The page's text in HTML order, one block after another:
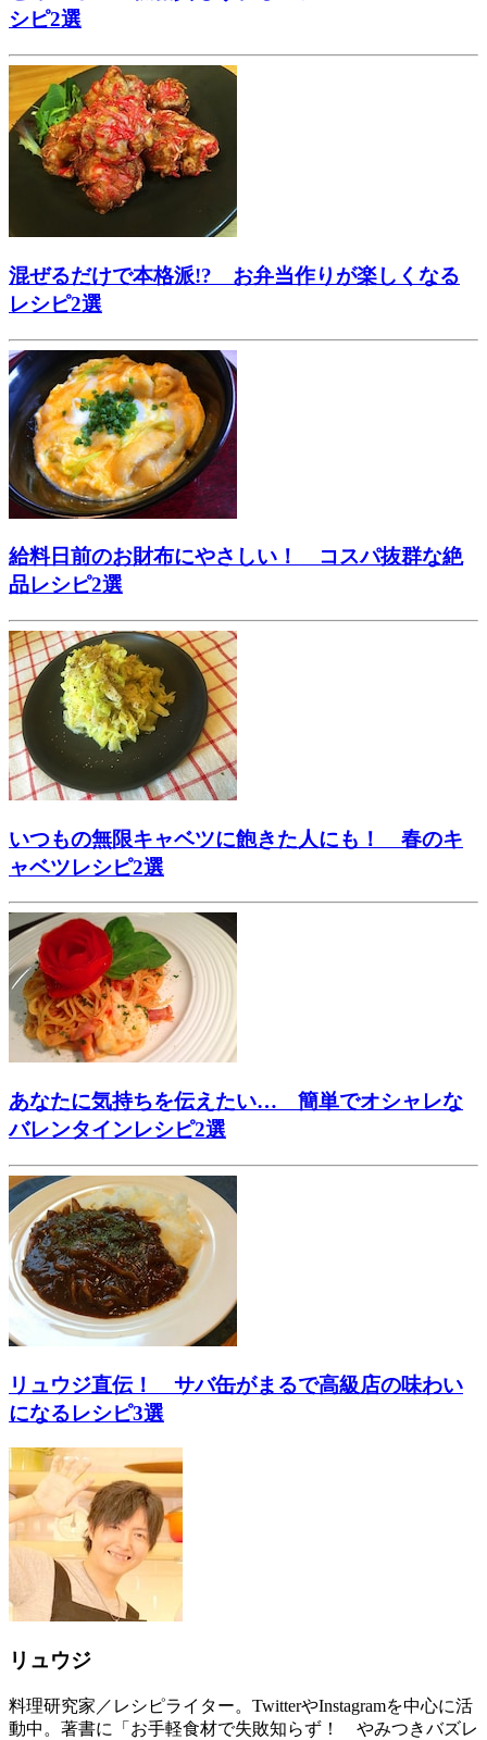
シピ2選
混ぜるだけで本格派!? お弁当作りが楽しくなる
レシピ2選
給料日前のお財布にやさしい！ コスパ抜群な絶
品レシピ2選
いつもの無限キャベツに飽きた人にも！ 春のキ
ャベツレシピ2選
あなたに気持ちを伝えたい… 簡単でオシャレな
バレンタインレシピ2選
リュウジ直伝！ サバ缶がまるで高級店の味わい
になるレシピ3選
リュウジ
料理研究家／レシピライター。TwitterやInstagramを中心に活
動中。著書に「お手軽食材で失敗知らず！ やみつきバズレ